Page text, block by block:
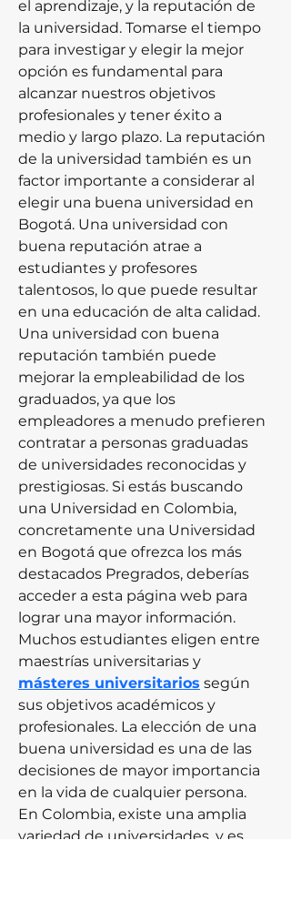
el aprendizaje, y la reputación de
la universidad. Tomarse el tiempo
para investigar y elegir la mejor
opción es fundamental para
alcanzar nuestros objetivos
profesionales y tener éxito a
medio y largo plazo. La reputación
de la universidad también es un
factor importante a considerar al
elegir una buena universidad en
Bogotá. Una universidad con
buena reputación atrae a
estudiantes y profesores
talentosos, lo que puede resultar
en una educación de alta calidad.
Una universidad con buena
reputación también puede
mejorar la empleabilidad de los
graduados, ya que los
empleadores a menudo prefieren
contratar a personas graduadas
de universidades reconocidas y
prestigiosas. Si estás buscando
una Universidad en Colombia,
concretamente una Universidad
en Bogotá que ofrezca los más
destacados Pregrados, deberías
acceder a esta página web para
lograr una mayor información.
Muchos estudiantes eligen entre
maestrías universitarias y
másteres universitarios según
sus objetivos académicos y
profesionales. La elección de una
buena universidad es una de las
decisiones de mayor importancia
en la vida de cualquier persona.
En Colombia, existe una amplia
variedad de universidades, y es